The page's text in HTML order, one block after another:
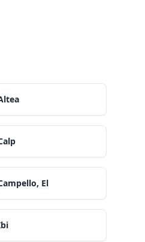
cruz de tenerife
El